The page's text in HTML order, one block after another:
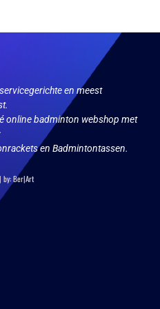
en meest
online badminton webshop met
en Badmintontassen.
by:Ber|Art